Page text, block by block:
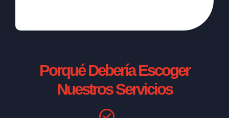
Porqué Debería Escoger
Nuestros Servicios